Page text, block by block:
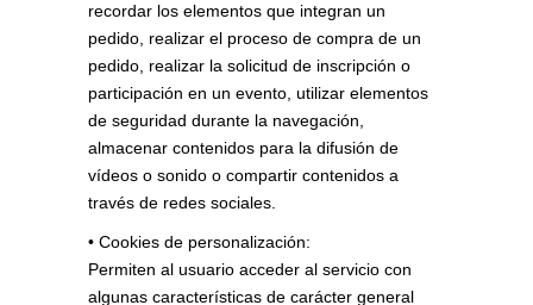
recordar los elementos que integran un
pedido, realizar el proceso de compra de un
pedido, realizar la solicitud de inscripción o
participación en un evento, utilizar elementos
de seguridad durante la navegación,
almacenar contenidos para la difusión de
vídeos o sonido o compartir contenidos a
través de redes sociales.
• Cookies de personalización:
Permiten al usuario acceder al servicio con
algunas características de carácter general